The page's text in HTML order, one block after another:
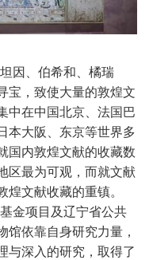
因、伯希和、橘瑞
宝，致使大量的敦煌文
中在中国北京、法国巴
本大阪、东京等世界多
国内敦煌文献的收藏数
区最为可观，而就文献
文献收藏的重镇。
金项目及辽宁省公共
依靠自身研究力量，
与深入的研究，取得了